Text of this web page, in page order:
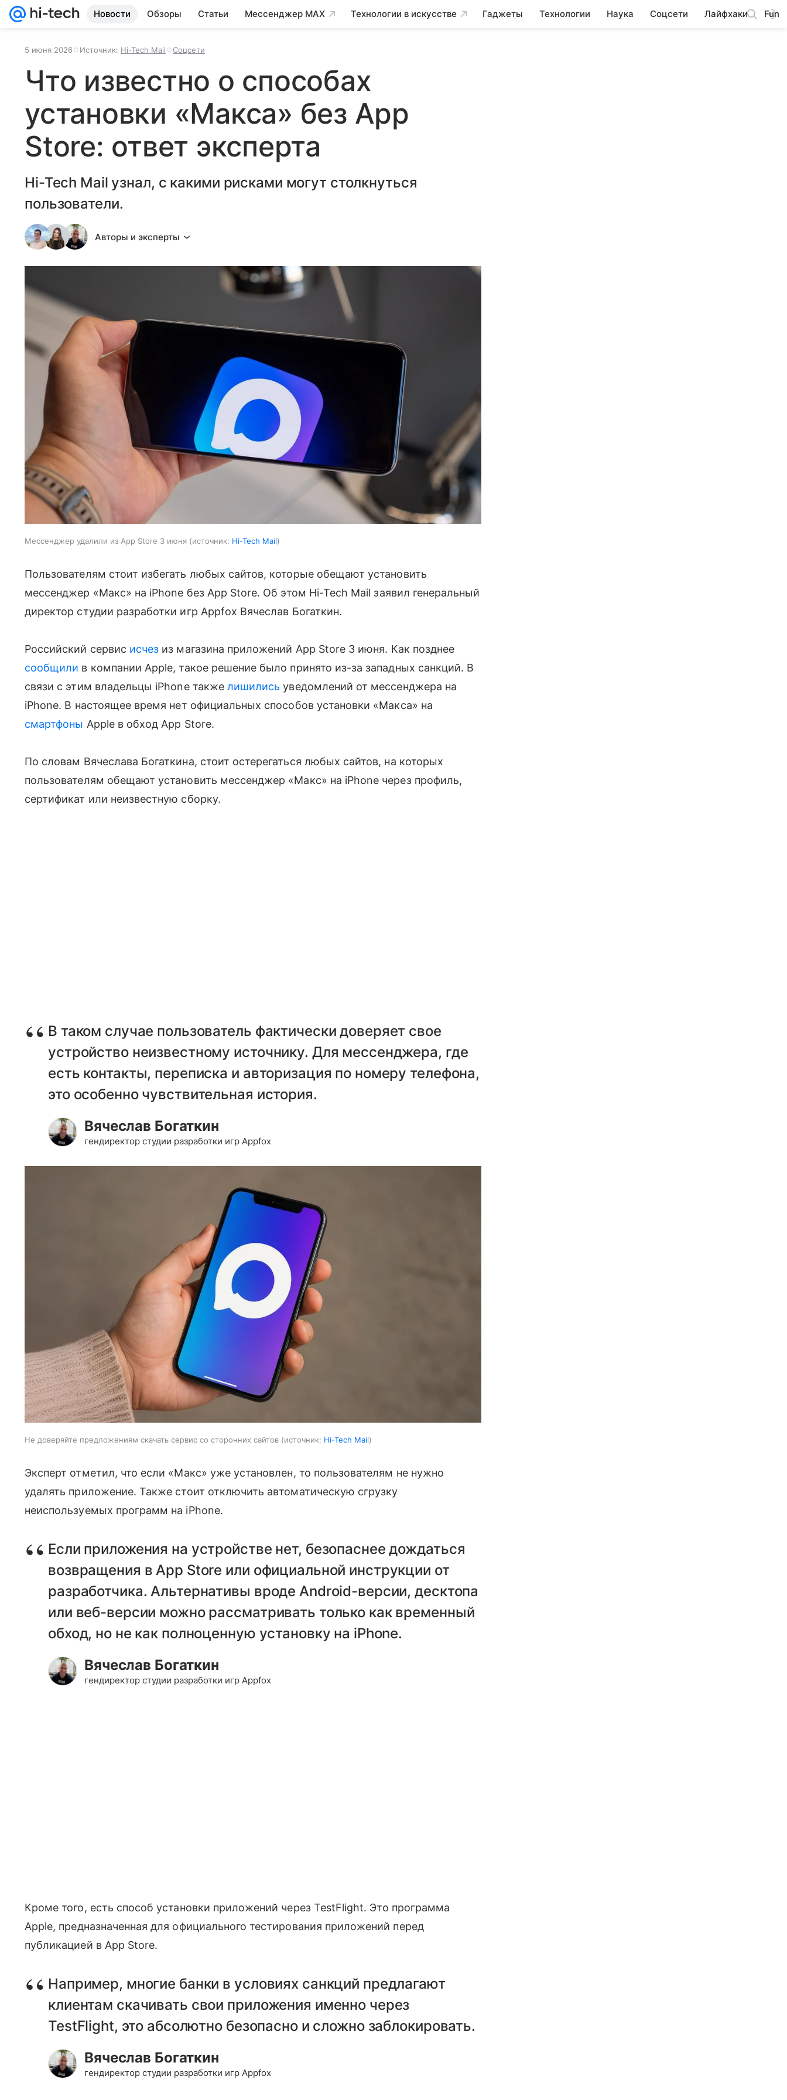
Новости Обзоры Статьи Мессенджер MAX Технологии в искусстве Гаджеты Технологии Наука Соцсети Лайфхаки Fun
5 июня 2026 Источник: Hi-Tech Mail Соцсети
Что известно о способах
установки «Макса» без App
Store: ответ эксперта
Hi-Tech Mail узнал, с какими рисками могут столкнуться
пользователи.
Авторы и эксперты
Мессенджер удалили из App Store 3 июня источник: Hi-Tech Mail
Пользователям стоит избегать любых сайтов, которые обещают установить
мессенджер «Макс» на iPhone без App Store. Об этом Hi-Tech Mail заявил генеральный
директор студии разработки игр Appfox Вячеслав Богаткин.
Российский сервис исчез из магазина приложений App Store 3 июня. Как позднее
сообщили в компании Apple, такое решение было принято из-за западных санкций. В
связи с этим владельцы iPhone также лишились уведомлений от мессенджера на
iPhone. В настоящее время нет официальных способов установки «Макса» на
смартфоны Apple в обход App Store.
По словам Вячеслава Богаткина, стоит остерегаться любых сайтов, на которых
пользователям обещают установить мессенджер «Макс» на iPhone через профиль,
сертификат или неизвестную сборку.
В таком случае пользователь фактически доверяет свое
устройство неизвестному источнику. Для мессенджера, где
есть контакты, переписка и авторизация по номеру телефона,
это особенно чувствительная история.
Вячеслав Богаткин
гендиректор студии разработки игр Appfox
Не доверяйте предложениям скачать сервис со сторонних сайтов источник: Hi-Tech Mail
Эксперт отметил, что если «Макс» уже установлен, то пользователям не нужно
удалять приложение. Также стоит отключить автоматическую сгрузку
неиспользуемых программ на iPhone.
Если приложения на устройстве нет, безопаснее дождаться
возвращения в App Store или официальной инструкции от
разработчика. Альтернативы вроде Android-версии, десктопа
или веб-версии можно рассматривать только как временный
обход, но не как полноценную установку на iPhone.
Вячеслав Богаткин
гендиректор студии разработки игр Appfox
Кроме того, есть способ установки приложений через TestFlight. Это программа
Apple, предназначенная для официального тестирования приложений перед
публикацией в App Store.
Например, многие банки в условиях санкций предлагают
клиентам скачивать свои приложения именно через
TestFlight, это абсолютно безопасно и сложно заблокировать.
Вячеслав Богаткин
гендиректор студии разработки игр Appfox